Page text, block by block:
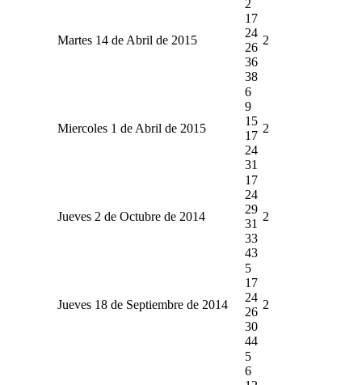
Martes 14 de Abril de 2015
2
17
24
26
36
38
2
Miercoles 1 de Abril de 2015
6
9
15
17
24
31
2
Jueves 2 de Octubre de 2014
17
24
29
31
33
43
2
Jueves 18 de Septiembre de 2014
5
17
24
26
30
44
2
5
6